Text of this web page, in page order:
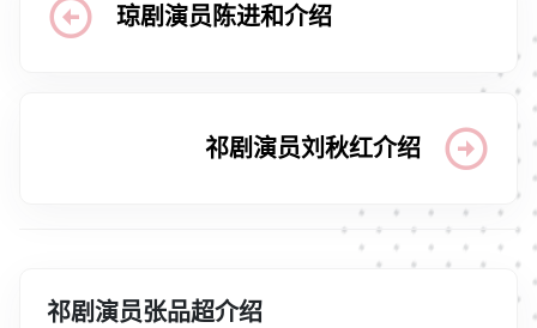
琼剧演员陈进和介绍
祁剧演员刘秋红介绍
祁剧演员张品超介绍